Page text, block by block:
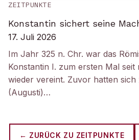
ZEITPUNKTE
Konstantin sichert seine
17. Juli 2026
Im Jahr 325 n. Chr. war das
Konstantin I. zum ersten Mal
wieder vereint. Zuvor hatten
(Augusti)…
← ZURÜCK ZU ZEITPUNKTE